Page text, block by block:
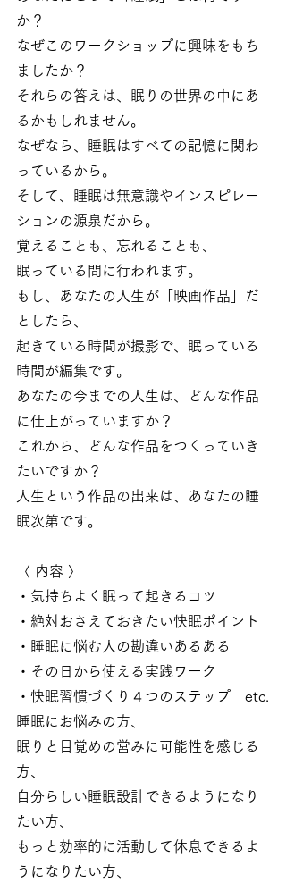
か？
なぜこのワークショップに興味をもち
ましたか？
それらの答えは、眠りの世界の中にあ
るかもしれません。
なぜなら、睡眠はすべての記憶に関わ
っているから。
そして、睡眠は無意識やインスピレー
ションの源泉だから。
覚えることも、忘れることも、
眠っている間に行われます。
もし、あなたの人生が「映画作品」だ
としたら、
起きている時間が撮影で、眠っている
時間が編集です。
あなたの今までの人生は、どんな作品
に仕上がっていますか？
これから、どんな作品をつくっていき
たいですか？
人生という作品の出来は、あなたの睡
眠次第です。
〈 内容 〉
・気持ちよく眠って起きるコツ
・絶対おさえておきたい快眠ポイント
・睡眠に悩む人の勘違いあるある
・その日から使える実践ワーク
・快眠習慣づくり４つのステップ　etc.
睡眠にお悩みの方、
眠りと目覚めの営みに可能性を感じる
方、
自分らしい睡眠設計できるようになり
たい方、
もっと効率的に活動して休息できるよ
うになりたい方、